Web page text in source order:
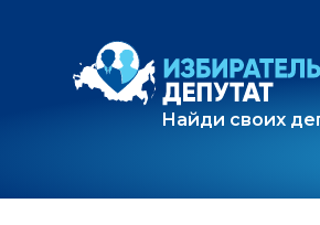
Найди своих